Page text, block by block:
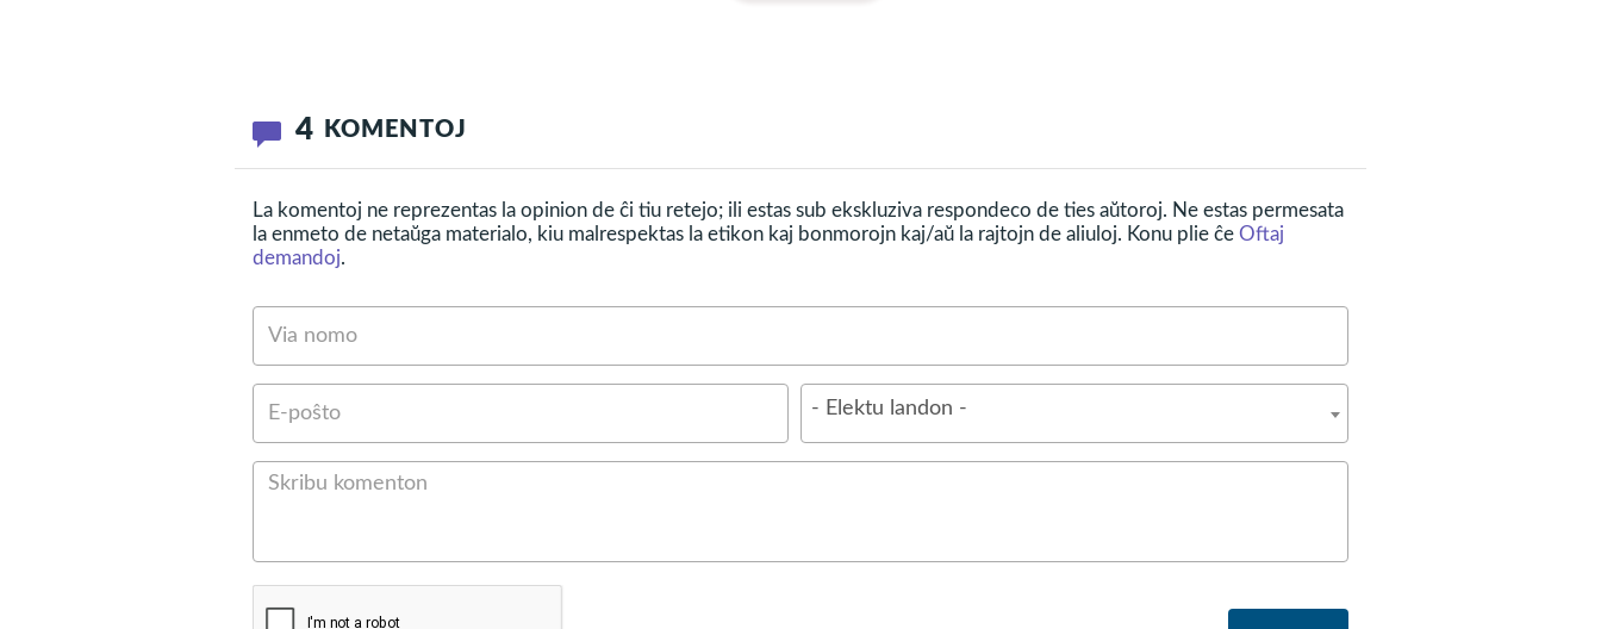
Unue, anksio ne estas malsano. Ĝi estas natura reago de la korpo, por ke homo povu pli efike alfronti
situacion de timo, dubo, danĝero.
Laanksia malordo
Jen kelkaj el la simptomoj de anksia malordo:
4 KOMENTOJ
La komentoj ne reprezentas la opinion de ĉi tiu retejo; ili estas sub ekskluziva respondeco de ties aŭtoroj. Ne estas permesata
la enmeto de netaŭga materialo, kiu malrespektas la etikon kaj bonmorojn kaj/aŭ la rajtojn de aliuloj. Konu plie ĉe Oftaj
demandoj.
- Elektu landon -